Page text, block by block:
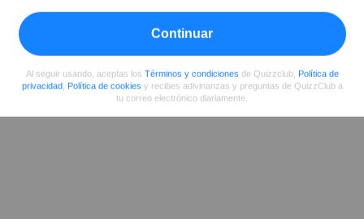
Continuar
Al seguir usando, aceptas los Términos y condiciones de Quizzclub, Política de
privacidad, Política de cookies y recibes adivinanzas y preguntas de QuizzClub a
tu correo electrónico diariamente.